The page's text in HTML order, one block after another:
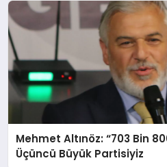
Mehmet Altınöz: “703 Bin
Üçüncü Büyük Partisiyiz